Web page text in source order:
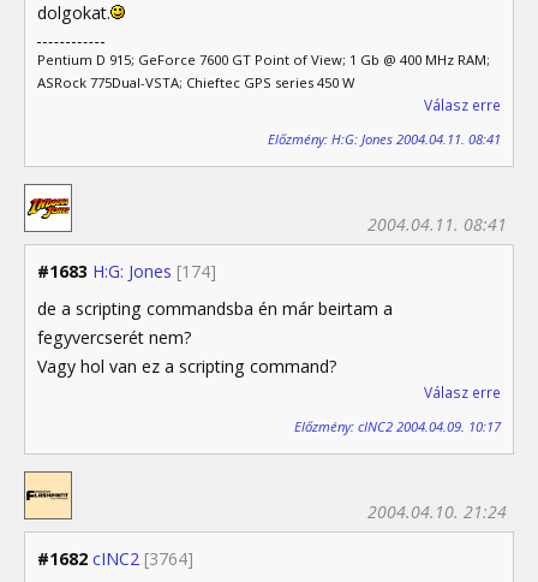
dolgokat.
Pentium D 915; GeForce 7600 GT Point of View; 1 Gb @ 400 MHz RAM;
ASRock 775Dual-VSTA; Chieftec GPS series 450 W
Válasz erre
Előzmény: H:G: Jones 2004.04.11. 08:41
#1683 H:G: Jones [174]
2004.04.11. 08:41
de a scripting commandsba én már beirtam a
fegyvercserét nem?
Vagy hol van ez a scripting command?
Válasz erre
Előzmény: cINC2 2004.04.09. 10:17
#1682 cINC2 [3764]
2004.04.10. 21:24